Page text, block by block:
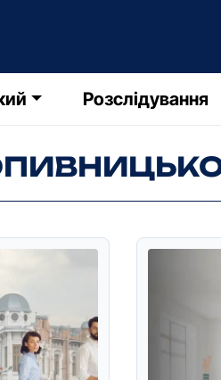
Розслідування